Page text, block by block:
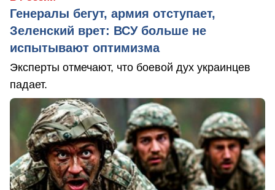
Генералы бегут, армия отступает,
Зеленский врет: ВСУ больше не
испытывают оптимизма
Эксперты отмечают, что боевой дух украинцев
падает.